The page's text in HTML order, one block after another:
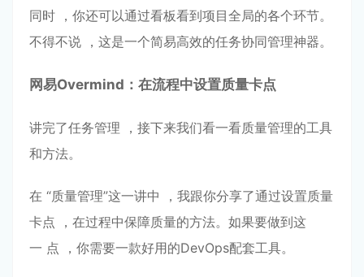
同时 ，你还可以通过看板看到项⽬全局的各个环节。
不得不说 ，这是⼀个简易⾼效的任务协同管理神器。
⽹易Overmind ：在流程中设置质量卡点
讲完了任务管理 ，接下来我们看⼀看质量管理的⼯具
和⽅法。
在 “质量管理”这⼀讲中 ，我跟你分享了通过设置质量
卡点 ，在过程中保障质量的⽅法。如果要做到这
⼀ 点 ，你需要⼀款好⽤的DevOps配套⼯具。